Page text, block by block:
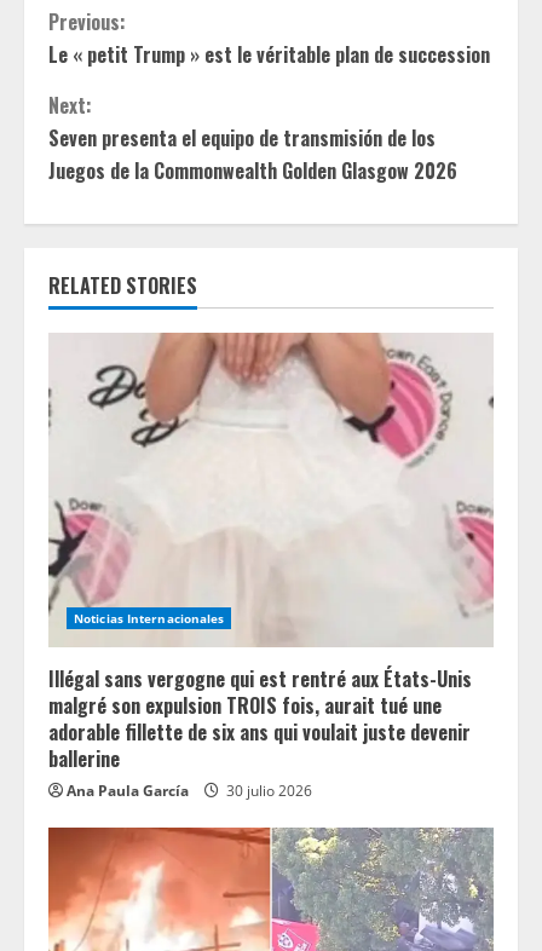
C
o
n
t
i
n
u
e
R
e
a
d
i
n
g
Previous:
Le « petit Trump » est le véritable plan de succession
Next:
Seven presenta el equipo de transmisión de los
Juegos de la Commonwealth Golden Glasgow 2026
RELATED STORIES
Noticias Internacionales
Illégal sans vergogne qui est rentré aux États-Unis
malgré son expulsion TROIS fois, aurait tué une
adorable fillette de six ans qui voulait juste devenir
ballerine
Ana Paula García 30 julio 2026